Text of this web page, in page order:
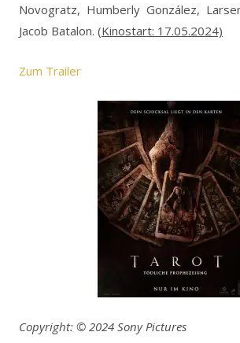
Novogratz, Humberly González,
Jacob Batalon. (Kinostart: 17.05.2024)
Zum Trailer
Copyright: © 2024 Sony Pictures